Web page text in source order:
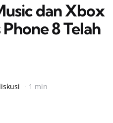
dan Xbox
8 Telah
1 min